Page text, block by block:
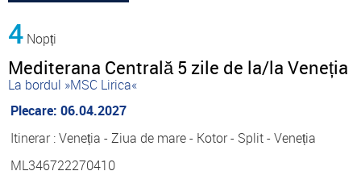
4 Nopți
Mediterana Centrală 5 zile de la/la Veneția
La bordul »MSC Lirica«
Plecare: 06.04.2027
Itinerar : Veneția - Ziua de mare - Kotor - Split - Veneția
ML346722270410